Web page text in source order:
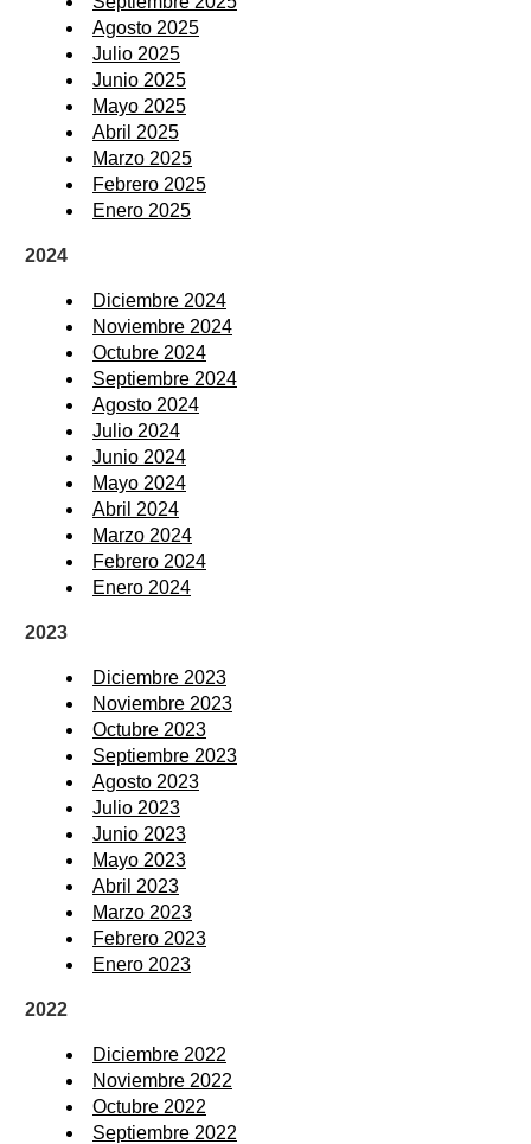
Agosto 2025
Julio 2025
Junio 2025
Mayo 2025
Abril 2025
Marzo 2025
Febrero 2025
Enero 2025
2024
Diciembre 2024
Noviembre 2024
Octubre 2024
Septiembre 2024
Agosto 2024
Julio 2024
Junio 2024
Mayo 2024
Abril 2024
Marzo 2024
Febrero 2024
Enero 2024
2023
Diciembre 2023
Noviembre 2023
Octubre 2023
Septiembre 2023
Agosto 2023
Julio 2023
Junio 2023
Mayo 2023
Abril 2023
Marzo 2023
Febrero 2023
Enero 2023
2022
Diciembre 2022
Noviembre 2022
Octubre 2022
Septiembre 2022